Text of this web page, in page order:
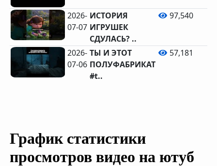
2026-
07-07
ИСТОРИЯ
ИГРУШЕК
СДУЛАСЬ? ..
97,540
2026-
07-06
ТЫ И ЭТОТ
ПОЛУФАБРИКАТ
#t..
57,181
График статистики
просмотров видео на ютуб